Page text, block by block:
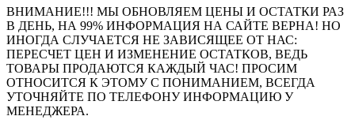
ВНИМАНИЕ!!! МЫ ОБНОВЛЯЕМ ЦЕНЫ И ОСТАТКИ РАЗ
В ДЕНЬ, НА 99% ИНФОРМАЦИЯ НА САЙТЕ ВЕРНА! НО
ИНОГДА СЛУЧАЕТСЯ НЕ ЗАВИСЯЩЕЕ ОТ НАС:
ПЕРЕСЧЕТ ЦЕН И ИЗМЕНЕНИЕ ОСТАТКОВ, ВЕДЬ
ТОВАРЫ ПРОДАЮТСЯ КАЖДЫЙ ЧАС! ПРОСИМ
ОТНОСИТСЯ К ЭТОМУ С ПОНИМАНИЕМ, ВСЕГДА
УТОЧНЯЙТЕ ПО ТЕЛЕФОНУ ИНФОРМАЦИЮ У
МЕНЕДЖЕРА.